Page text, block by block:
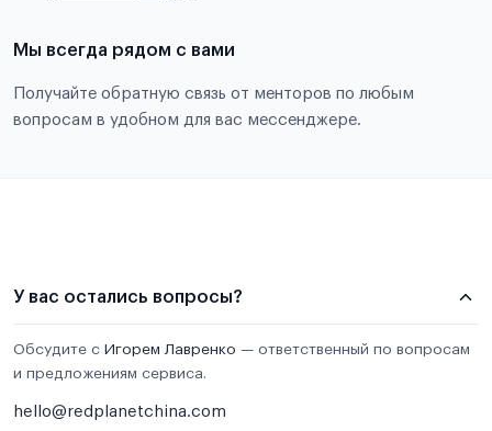
Мы всегда рядом с вами
Получайте обратную связь от менторов по любым
вопросам в удобном для вас мессенджере.
У вас остались вопросы?
Обсудите с Игорем Лавренко — ответственный по вопросам
и предложениям сервиса.
hello@redplanetchina.com